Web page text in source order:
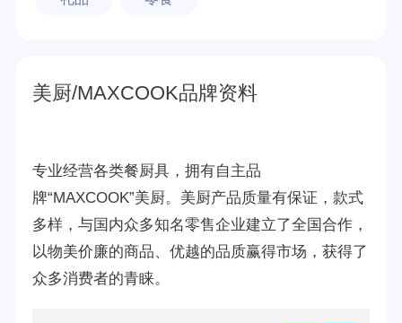
美厨/MAXCOOK品牌资料
专业经营各类餐厨具，拥有自主品
牌“MAXCOOK”美厨。美厨产品质量有保证，款式
多样，与国内众多知名零售企业建立了全国合作，
以物美价廉的商品、优越的品质赢得市场，获得了
众多消费者的青睐。